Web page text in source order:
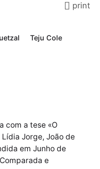
print
Teju Cole
com a tese «O
Jorge, João de
em Junho de
e